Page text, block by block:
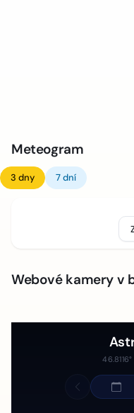
Meteogram
3 dny 7 dní
Webové kamery v